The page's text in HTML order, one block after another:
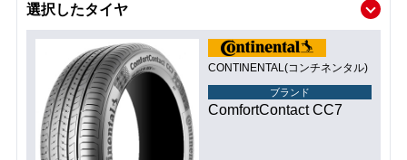
選択したタイヤ
CONTINENTAL(コンチネンタル)
ブランド
ComfortContact CC7